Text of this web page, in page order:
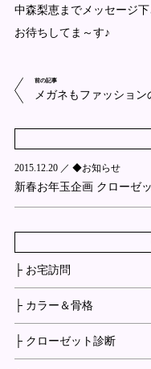
中森梨恵までメッセージ下
お待ちしてま～す♪
前の記事
メガネもファッション
2015.12.20 ／ ◆お知らせ
新春お年玉企画 クローゼ
├ お宅訪問
├ カラー＆骨格
├ クローゼット診断